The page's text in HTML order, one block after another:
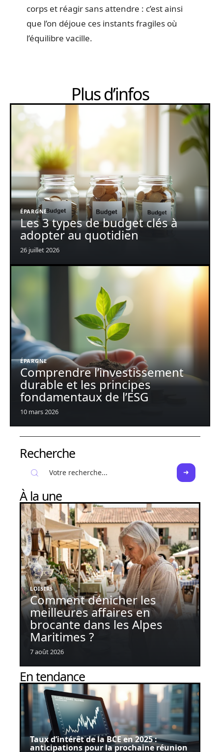
corps et réagir sans attendre : c’est ainsi
que l’on déjoue ces instants fragiles où
l’équilibre vacille.
Plus d’infos
ÉPARGNE
Les 3 types de budget clés à
adopter au quotidien
26 juillet 2026
ÉPARGNE
Comprendre l’investissement
durable et les principes
fondamentaux de l’ESG
10 mars 2026
Recherche
À la une
LOISIRS
Comment dénicher les
meilleures affaires en
brocante dans les Alpes
Maritimes ?
7 août 2026
En tendance
Taux d’intérêt de la BCE en 2025 :
anticipations pour la prochaine réunion